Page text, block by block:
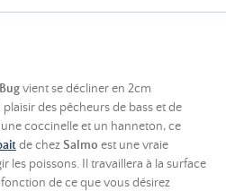
vient se décliner en 2cm
des pêcheurs de bass et de
coccinelle et un hanneton, ce
de chezSalmo est une vraie
les poissons. Il travaillera à la surface
de ce que vous désirez